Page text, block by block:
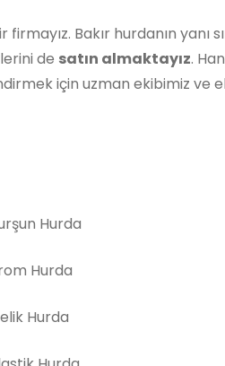
Bakır hurdanın yanı
de satın almaktayız.
için uzman ekibimiz ve
Hurda
Hurda
Hurda